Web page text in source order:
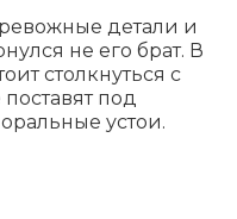
детали и
не его брат. В
столкнуться с
под
устои.